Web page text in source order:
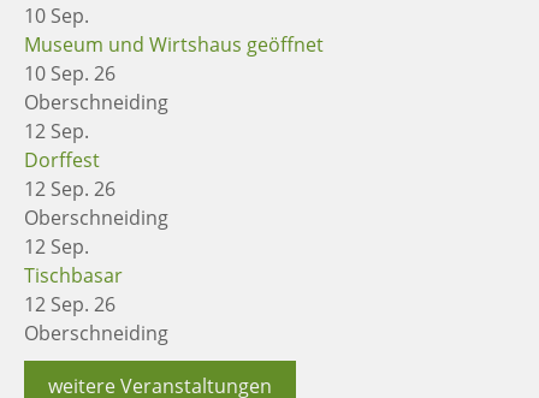
10 Sep.
Museum und Wirtshaus geöffnet
10 Sep. 26
Oberschneiding
12 Sep.
Dorffest
12 Sep. 26
Oberschneiding
12 Sep.
Tischbasar
12 Sep. 26
Oberschneiding
weitere Veranstaltungen